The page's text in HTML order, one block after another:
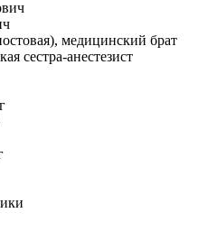
медицинский брат
сестра-анестезист